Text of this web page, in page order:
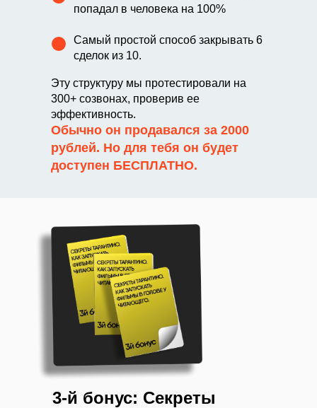
Эту структуру мы протестировали на
300+ созвонах, проверив ее
эффективность.
попадал в человека на 100%
Самый простой способ закрывать 6
сделок из 10.
Обычно он продавался за 2000
рублей. Но для тебя он будет
доступен БЕСПЛАТНО.
3-й бонус: Секреты